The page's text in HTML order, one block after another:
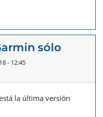
sólo
- 12:45
la última versión